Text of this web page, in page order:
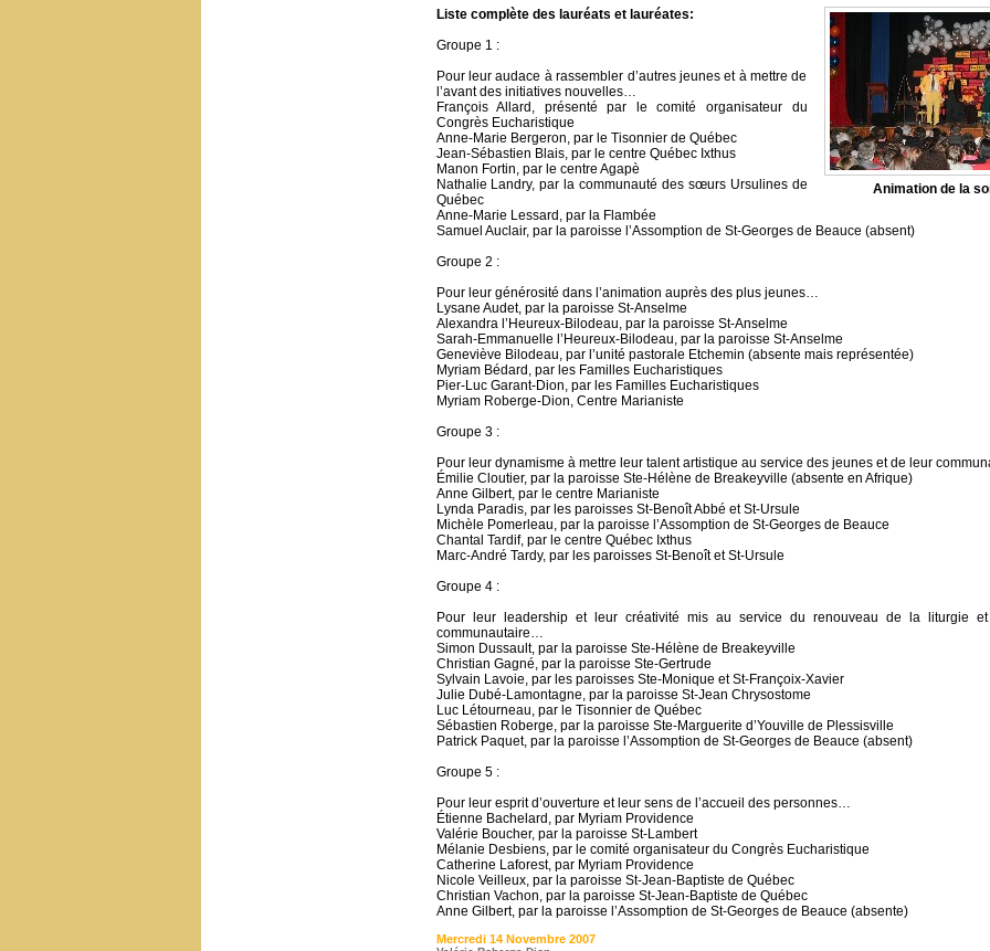
Animation de la
Liste complète des lauréats et lauréates:
Groupe 1 :
Pour leur audace à rassembler d’autres jeunes et à mettre de
l’avant des initiatives nouvelles…
François Allard, présenté par le comité organisateur du
Congrès Eucharistique
Anne-Marie Bergeron, par le Tisonnier de Québec
Jean-Sébastien Blais, par le centre Québec Ixthus
Manon Fortin, par le centre Agapè
Nathalie Landry, par la communauté des sœurs Ursulines de
Québec
Anne-Marie Lessard, par la Flambée
Samuel Auclair, par la paroisse l’Assomption de St-Georges de Beauce (absent)
Groupe 2 :
Pour leur générosité dans l’animation auprès des plus jeunes…
Lysane Audet, par la paroisse St-Anselme
Alexandra l’Heureux-Bilodeau, par la paroisse St-Anselme
Sarah-Emmanuelle l’Heureux-Bilodeau, par la paroisse St-Anselme
Geneviève Bilodeau, par l’unité pastorale Etchemin (absente mais représentée)
Myriam Bédard, par les Familles Eucharistiques
Pier-Luc Garant-Dion, par les Familles Eucharistiques
Myriam Roberge-Dion, Centre Marianiste
Groupe 3 :
Pour leur dynamisme à mettre leur talent artistique au service des jeunes et de leur
Émilie Cloutier, par la paroisse Ste-Hélène de Breakeyville (absente en Afrique)
Anne Gilbert, par le centre Marianiste
Lynda Paradis, par les paroisses St-Benoît Abbé et St-Ursule
Michèle Pomerleau, par la paroisse l’Assomption de St-Georges de Beauce
Chantal Tardif, par le centre Québec Ixthus
Marc-André Tardy, par les paroisses St-Benoît et St-Ursule
Groupe 4 :
Pour leur leadership et leur créativité mis au service du renouveau de la liturgie
communautaire…
Simon Dussault, par la paroisse Ste-Hélène de Breakeyville
Christian Gagné, par la paroisse Ste-Gertrude
Sylvain Lavoie, par les paroisses Ste-Monique et St-Françoix-Xavier
Julie Dubé-Lamontagne, par la paroisse St-Jean Chrysostome
Luc Létourneau, par le Tisonnier de Québec
Sébastien Roberge, par la paroisse Ste-Marguerite d’Youville de Plessisville
Patrick Paquet, par la paroisse l’Assomption de St-Georges de Beauce (absent)
Groupe 5 :
Pour leur esprit d’ouverture et leur sens de l’accueil des personnes…
Étienne Bachelard, par Myriam Providence
Valérie Boucher, par la paroisse St-Lambert
Mélanie Desbiens, par le comité organisateur du Congrès Eucharistique
Catherine Laforest, par Myriam Providence
Nicole Veilleux, par la paroisse St-Jean-Baptiste de Québec
Christian Vachon, par la paroisse St-Jean-Baptiste de Québec
Anne Gilbert, par la paroisse l’Assomption de St-Georges de Beauce (absente)
Mercredi 14 Novembre 2007